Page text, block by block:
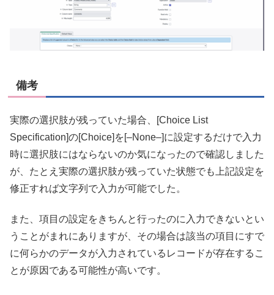
備考
実際の選択肢が残っていた場合、[Choice List
Specification]の[Choice]を[–None–]に設定するだけで入力
時に選択肢にはならないのか気になったので確認しました
が、たとえ実際の選択肢が残っていた状態でも上記設定を
修正すれば文字列で入力が可能でした。
また、項目の設定をきちんと行ったのに入力できないとい
うことがまれにありますが、その場合は該当の項目にすで
に何らかのデータが入力されているレコードが存在するこ
とが原因である可能性が高いです。